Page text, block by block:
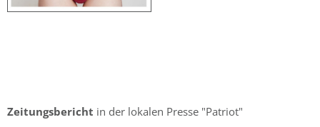
Zeitungsbericht in der lokalen Presse "Patriot"